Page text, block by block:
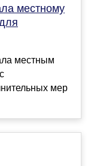
местному
местным
мер